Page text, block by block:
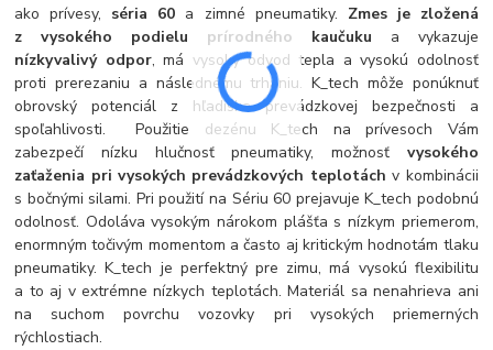
ako prívesy, séria 60 a zimné pneumatiky. Zmes je zložená
z vysokého podielu prírodného kaučuku a vykazuje
nízkyvalivý odpor, má vysoký odvod tepla a vysokú odolnosť
proti prerezaniu a následnému trhaniu. K_tech môže ponúknuť
obrovský potenciál z hľadiska prevádzkovej bezpečnosti a
spoľahlivosti. Použitie dezénu K_tech na prívesoch Vám
zabezpečí nízku hlučnosť pneumatiky, možnosť vysokého
zaťaženia pri vysokých prevádzkových teplotách v kombinácii
s bočnými silami. Pri použití na Sériu 60 prejavuje K_tech podobnú
odolnosť. Odoláva vysokým nárokom plášťa s nízkym priemerom,
enormným točivým momentom a často aj kritickým hodnotám tlaku
pneumatiky. K_tech je perfektný pre zimu, má vysokú flexibilitu
a to aj v extrémne nízkych teplotách. Materiál sa nenahrieva ani
na suchom povrchu vozovky pri vysokých priemerných
rýchlostiach.